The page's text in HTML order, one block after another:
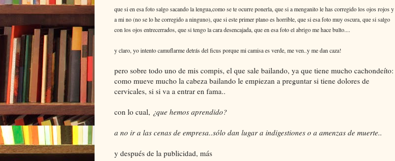
que si en esa foto salgo sacando la lengua,como se te ocurre ponerla, que si a menganito le has corregido los ojos rojos y
a mi no (no se lo he corregido a ninguno), que si este primer plano es horrible, que si esa foto muy oscura, que si salgo
con los ojos entrecerrados, que si tengo la cara desencajada, que en esa foto el abrigo me hace bulto....
y claro, yo intento camuflarme detrás del ficus porque mi camisa es verde, me ven..y me dan caza!
pero sobre todo uno de mis compis, el que sale bailando, ya que tiene mucho cachondeíto:
como mueve mucho la cabeza bailando le empiezan a preguntar si tiene dolores de
cervicales, si si va a entrar en fama..
con lo cual, ¿que hemos aprendido?
a no ir a las cenas de empresa..sólo dan lugar a indigestiones o a amenzas de muerte..
y después de la publicidad, más